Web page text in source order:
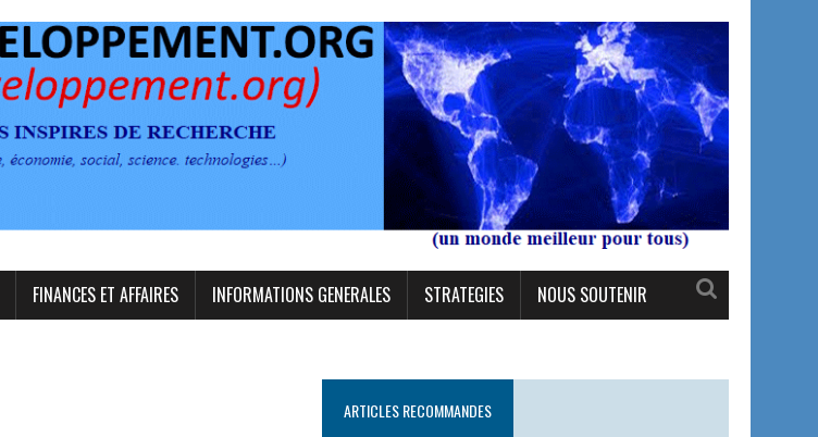
FINANCES ET AFFAIRES INFORMATIONS GENERALES STRATEGIES NOUS SOUTENIR
ARTICLES RECOMMANDES